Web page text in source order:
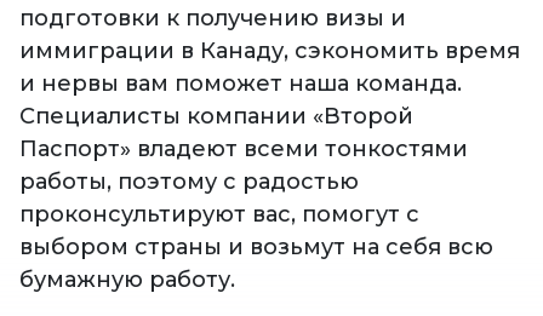
подготовки к получению визы и
иммиграции в Канаду, сэкономить время
и нервы вам поможет наша команда.
Специалисты компании «Второй
Паспорт» владеют всеми тонкостями
работы, поэтому с радостью
проконсультируют вас, помогут с
выбором страны и возьмут на себя всю
бумажную работу.